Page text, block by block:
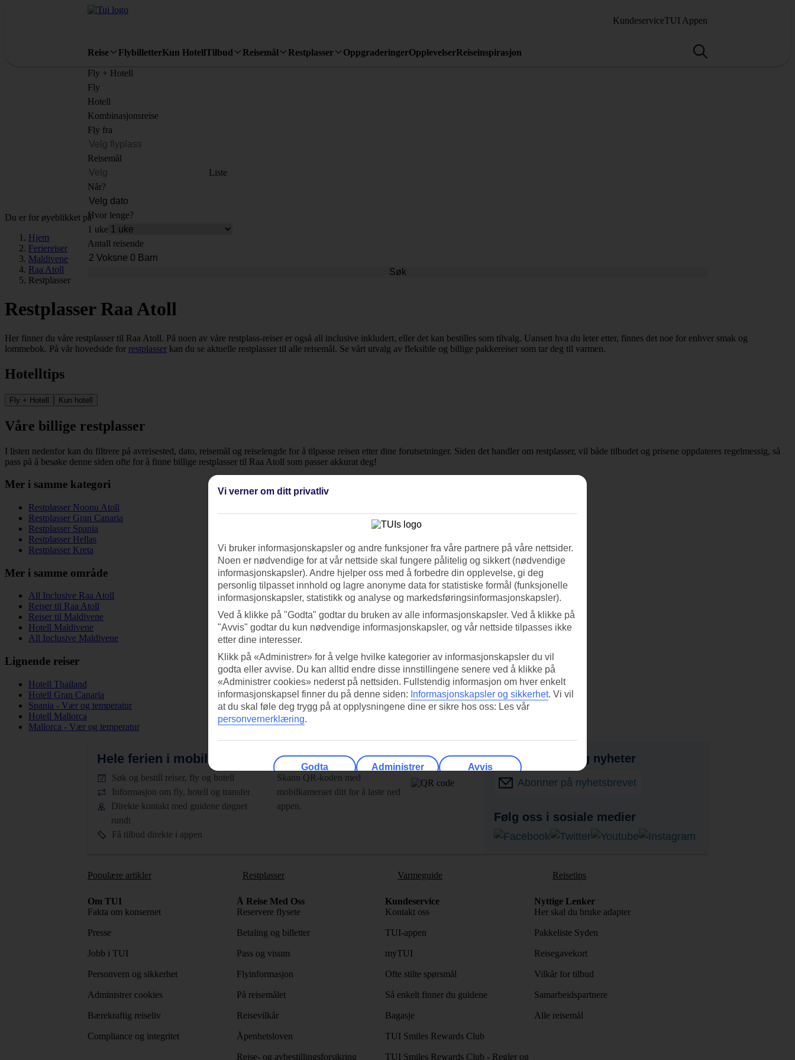
KundeserviceTUI Appen
Reise FlybilletterKun HotellTilbud Reisemål Restplasser OppgraderingerOpplevelserReiseinspirasjon
Fly + Hotell
Fly
Hotell
Kombinasjonsreise
Fly fra
Reisemål
Liste
Når?
Hvor lenge?
1 uke
Antall reisende
Søk
Du er for øyeblikket på
Hjem
Feriereiser
Maldivene
Raa Atoll
Restplasser
Restplasser Raa Atoll
Her finner du våre restplasser til Raa Atoll. På noen av våre restplass-reiser er også all inclusive inkludert, eller det kan bestilles som tilvalg. Uansett hva du leter etter, finnes det noe for enhver smak og
lommebok. På vår hovedside for restplasser kan du se aktuelle restplasser til alle reisemål. Se vårt utvalg av fleksible og billige pakkereiser som tar deg til varmen.
Hotelltips
Fly + Hotell Kun hotell
Våre billige restplasser
I listen nedenfor kan du filtrere på avreisested, dato, reisemål og reiselengde for å tilpasse reisen etter dine forutsetninger. Siden det handler om restplasser, vil både tilbudet og prisene oppdateres regelmessig, så
pass på å besøke denne siden ofte for å finne billige restplasser til Raa Atoll som passer akkurat deg!
Mer i samme kategori
Restplasser Noonu Atoll
Restplasser Gran Canaria
Restplasser Spania
Restplasser Hellas
Restplasser Kreta
Mer i samme område
All Inclusive Raa Atoll
Reiser til Raa Atoll
Reiser til Maldivene
Hotell Maldivene
All Inclusive Maldivene
Lignende reiser
Hotell Thailand
Hotell Gran Canaria
Spania - Vær og temperatur
Hotell Mallorca
Mallorca - Vær og temperatur
Hele ferien i mobilen. Last ned TUI-appen i dag!
Søk og bestill reiser, fly og hotell
Informasjon om fly, hotell og transfer
Direkte kontakt med guidene døgnet
rundt
Få tilbud direkte i appen
Skann QR-koden med
mobilkameraet ditt for å laste ned
appen.
Få tilbud, tips og nyheter
Abonner på nyhetsbrevet
Følg oss i sosiale medier
Populære artikler Restplasser Varmeguide Reisetips
Om TUI
Fakta om konsernet
Presse
Jobb i TUI
Personvern og sikkerhet
Administrer cookies
Bærekraftig reiseliv
Compliance og integritet
Å Reise Med Oss
Reservere flysete
Betaling og billetter
Pass og visum
Flyinformasjon
På reisemålet
Reisevilkår
Åpenhetsloven
Reise- og avbestillingsforsikring
Kundeservice
Kontakt oss
TUI-appen
myTUI
Ofte stilte spørsmål
Så enkelt finner du guidene
Bagasje
TUI Smiles Rewards Club
TUI Smiles Rewards Club - Regler og
Nyttige Lenker
Her skal du bruke adapter
Pakkeliste Syden
Reisegavekort
Vilkår for tilbud
Samarbeidspartnere
Alle reisemål
Vi verner om ditt privatliv
Vi bruker informasjonskapsler og andre funksjoner fra våre partnere på våre nettsider.
Noen er nødvendige for at vår nettside skal fungere pålitelig og sikkert (nødvendige
informasjonskapsler). Andre hjelper oss med å forbedre din opplevelse, gi deg
personlig tilpasset innhold og lagre anonyme data for statistiske formål (funksjonelle
informasjonskapsler, statistikk og analyse og markedsføringsinformasjonskapsler).
Ved å klikke på "Godta" godtar du bruken av alle informasjonskapsler. Ved å klikke på
"Avvis" godtar du kun nødvendige informasjonskapsler, og vår nettside tilpasses ikke
etter dine interesser.
Klikk på «Administrer» for å velge hvilke kategorier av informasjonskapsler du vil
godta eller avvise. Du kan alltid endre disse innstillingene senere ved å klikke på
«Administrer cookies» nederst på nettsiden. Fullstendig informasjon om hver enkelt
informasjonskapsel finner du på denne siden: Informasjonskapsler og sikkerhet. Vi vil
at du skal føle deg trygg på at opplysningene dine er sikre hos oss: Les vår
personvernerklæring.
Godta Administrer Avvis